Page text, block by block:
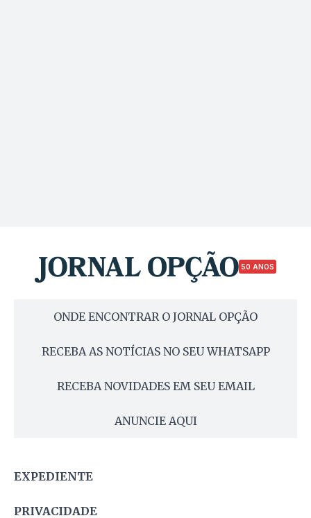
50 ANOS
ONDE ENCONTRAR O JORNAL OPÇÃO
RECEBA AS NOTÍCIAS NO SEU WHATSAPP
RECEBA NOVIDADES EM SEU EMAIL
ANUNCIE AQUI
EXPEDIENTE
PRIVACIDADE